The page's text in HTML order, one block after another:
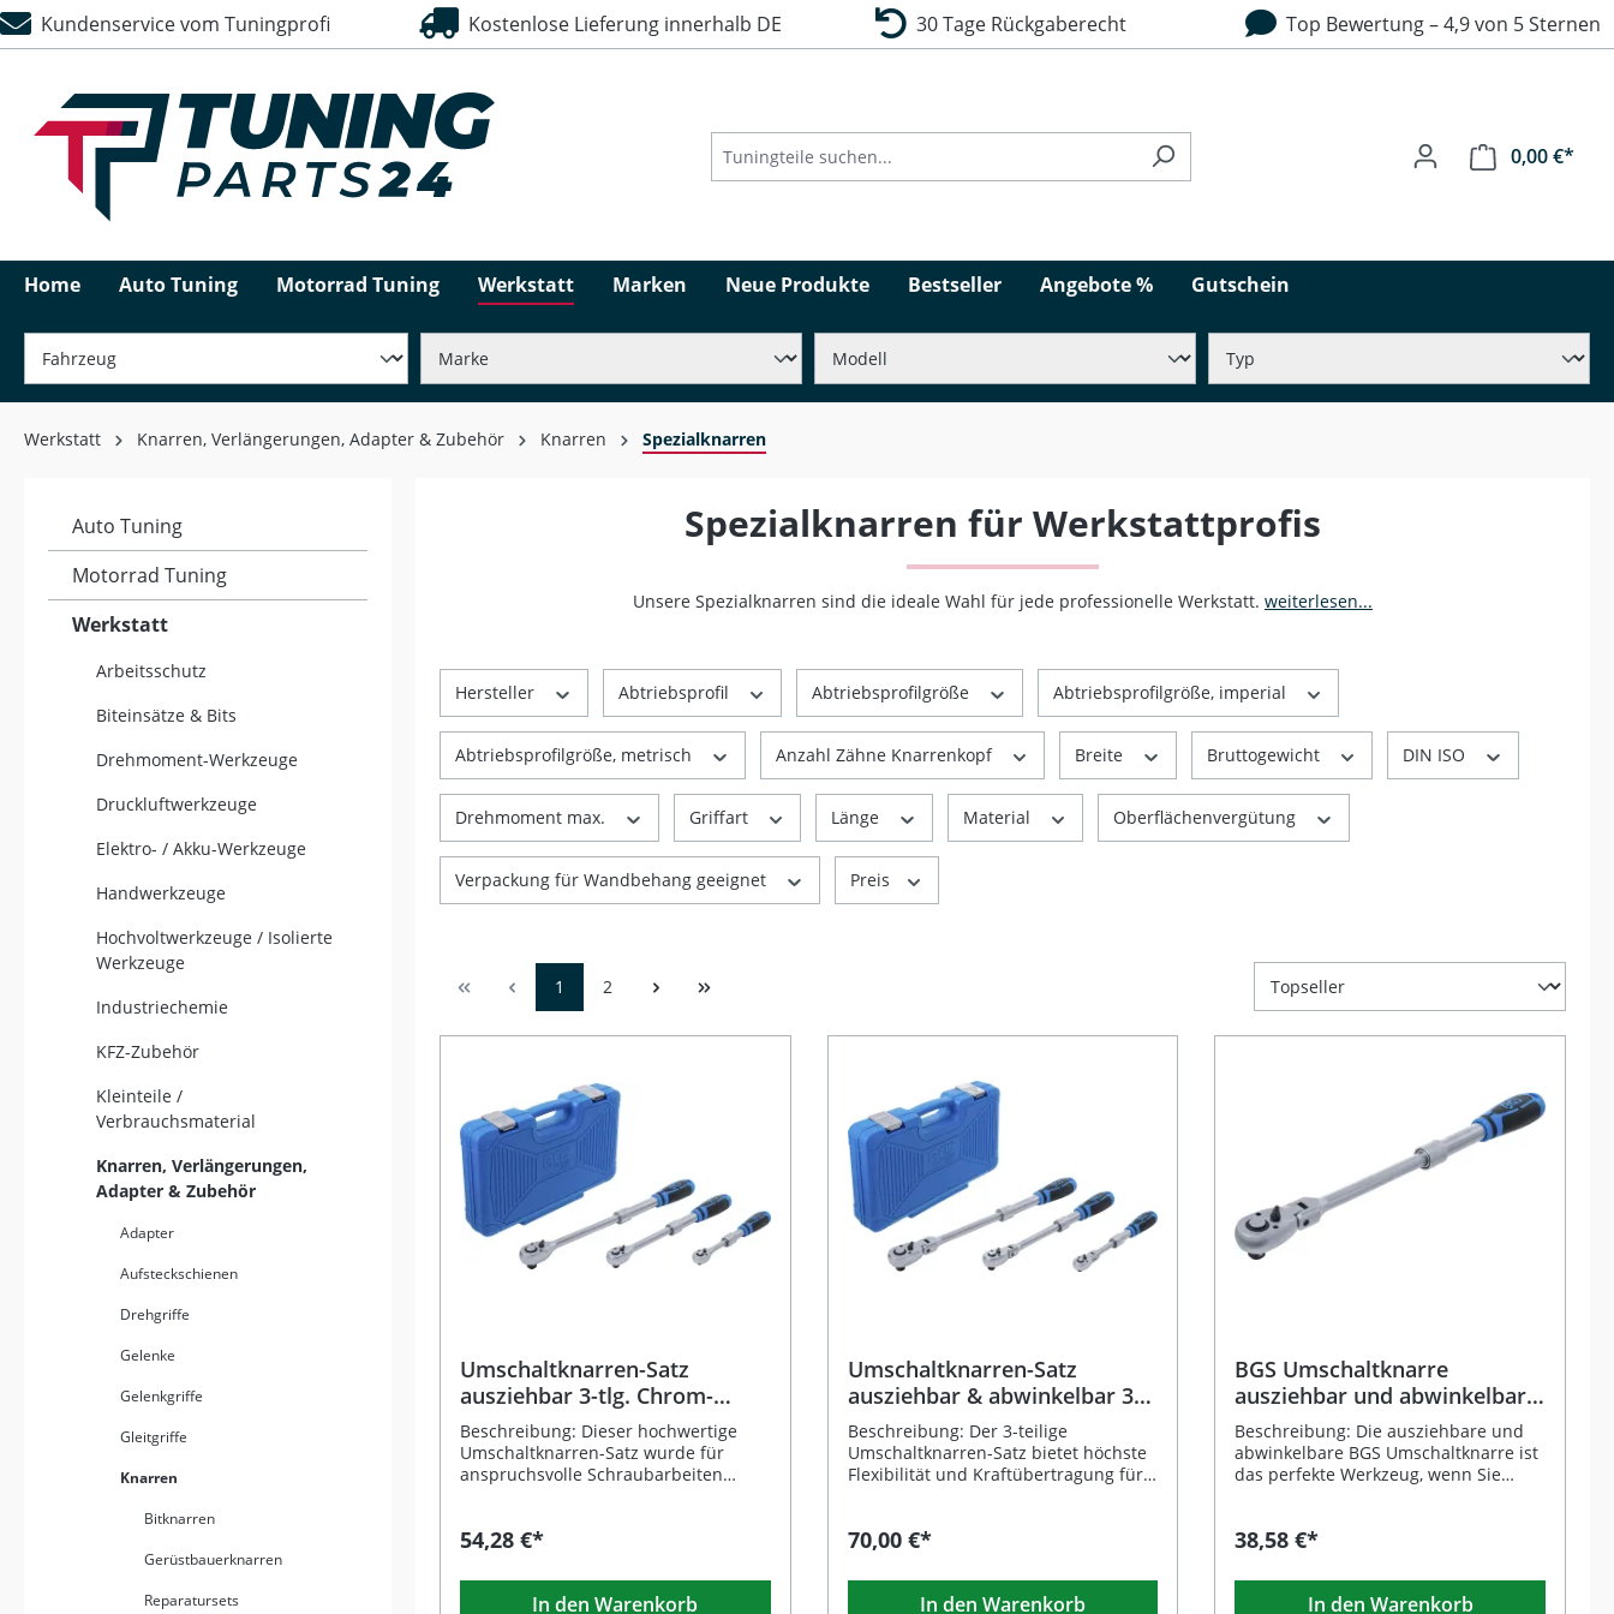
Zur Hauptnavigation springen
Kundenservice vom Tuningprofi Kostenlose Lieferung innerhalb DE 30 Tage Rückgaberecht Top Bewertung – 4,9 von 5 Sternen
0,00 €*
Home Auto Tuning Motorrad Tuning Werkstatt Marken Neue Produkte Bestseller Angebote % Gutschein
Werkstatt Knarren, Verlängerungen, Adapter & Zubehör Knarren Spezialknarren
Auto Tuning
Motorrad Tuning
Werkstatt
Arbeitsschutz
Biteinsätze & Bits
Drehmoment-Werkzeuge
Druckluftwerkzeuge
Elektro- / Akku-Werkzeuge
Handwerkzeuge
Hochvoltwerkzeuge / Isolierte
Werkzeuge
Industriechemie
KFZ-Zubehör
Kleinteile /
Verbrauchsmaterial
Knarren, Verlängerungen,
Adapter & Zubehör
Adapter
Aufsteckschienen
Drehgriffe
Gelenke
Gelenkgriffe
Gleitgriffe
Knarren
Bitknarren
Gerüstbauerknarren
Reparatursets
Spezialknarren für Werkstattprofis
Unsere Spezialknarren sind die ideale Wahl für jede professionelle Werkstatt. weiterlesen...
Hersteller Abtriebsprofil Abtriebsprofilgröße Abtriebsprofilgröße, imperial
Abtriebsprofilgröße, metrisch Anzahl Zähne Knarrenkopf Breite Bruttogewicht DIN ISO
Drehmoment max. Griffart Länge Material Oberflächenvergütung
Verpackung für Wandbehang geeignet Preis
1 2
Umschaltknarren-Satz
ausziehbar 3-tlg. Chrom-
Vanadium
Beschreibung: Dieser hochwertige
Umschaltknarren-Satz wurde für
anspruchsvolle Schraubarbeiten
Vanadium-Stahl. Die drei
Zähnen ermöglichen präzises
Anziehen und Lösen von
54,28 €*
In den Warenkorb
Umschaltknarren-Satz
ausziehbar & abwinkelbar 3-
tlg.
Beschreibung: Der 3-teilige
Umschaltknarren-Satz bietet höchste
Flexibilität und Kraftübertragung für
abwinkelbaren Hebelarms lassen sich
Schraubverbindungen mit Leichtigkeit
lösen oder festziehen. Die Knarren
70,00 €*
In den Warenkorb
BGS Umschaltknarre
ausziehbar und abwinkelbar
1/2 Zoll (12,5 mm) 350–490
mm
Beschreibung: Die ausziehbare und
abwinkelbare BGS Umschaltknarre ist
das perfekte Werkzeug, wenn Sie
anziehen möchten. Der
6 Stufen von 350 bis 490 mm
arretieren und sorgt so für eine
38,58 €*
In den Warenkorb